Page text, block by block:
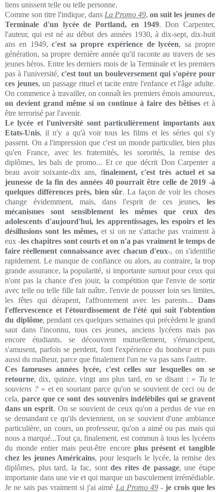
liens unissent telle ou telle personne.
Comme son titre l'indique, dans La Promo 49, on suit les jeunes de
Terminale d'un lycée de Portland, en 1949. Don Carpenter,
l'auteur, qui est né au début des années 1930, à dix-sept, dix-huit
ans en 1949,c'est sa propre expérience de lycéen, sa propre
génération, sa propre dernière année qu'il raconte au travers de ses
jeunes héros. Entre les derniers mois de la Terminale et les premiers
pas à l'université, c'est tout un bouleversement qui s'opère pour
ces jeunes, un passage rituel et tacite entre l'enfance et l'âge adulte.
On commence à travailler, on connaît les premiers émois amoureux,
on devient grand même si on continue à faire des bêtiseset à
être terrorisé par l'avenir.
Le lycée et l'université sont particulièrement importants aux
Etats-Unis, il n'y a qu'à voir tous les films et les séries qui s'y
passent. On a l'impression que c'est un monde particulier, bien plus
qu'en France, avec les fraternités, les sororités, la remise des
diplômes, les bals de promo... Et ce que décrit Don Carpenter a
beau avoir soixante-dix ans, finalement, c'est très actuel et sa
jeunesse de la fin des années 40 pourrait être celle de 2019 -à
quelques différences près, bien sûr. La façon de voir les choses
change évidemment, mais, dans l'esprit de ces jeunes, les
mécanismes sont sensiblement les mêmes que ceux des
adolescents d'aujourd'hui, les apprentissages, les espoirs et les
désillusions sont les mêmes,et si on ne s'attache pas vraiment à
eux -les chapitres sont courts et on n'a pas vraiment le temps de
faire réellement connaissance avec chacun d'eux-, on s'identifie
rapidement. Le manque de confiance ou alors, au contraire, la trop
grande assurance, la popularité, si importante surtout pour ceux qui
n'ont pas la chance d'en jouir, la compétition que l'envie de sortir
avec telle ou telle fille fait naître, l'envie de pousser loin ses limites,
les fêtes qui dérapent, l'affrontement avec les parents... Dans
l'effervescence et l'étourdissement de l'été qui suit l'obtention
du diplôme, pendant ces quelques semaines qui précèdent le grand
saut dans l'inconnu, tous ces jeunes, anciens lycéens mais pas
encore étudiants, se découvrent mutuellement, s'émancipent,
s'amusent, parfois se perdent, font l'expérience du bonheur et puis
aussi du malheur, parce que finalement l'un ne va pas sans l'autre.
Ces fameuses années lycée, c'est celles sur lesquelles on se
retourne, dix, quinze, vingt ans plus tard, en se disant : « Tu te
souviens ?» et en souriant parce qu'on se souvient de ceci ou de
cela,parce que ce sont des souvenirs indélébilesqui se gravent
dans un esprit. On se souvient de ceux qu'on a perdus de vue en
se demandant ce qu'ils deviennent, on se souvient d'une ambiance
particulière, un cours, un professeur, qu'on a aimé ou pas mais qui
nous a marqué...Tout ça, finalement, est commun à tous les lycéens
du monde entier mais peut-être encore plus présent et tangible
chez les jeunes Américains, pour lesquels le lycée, la remise des
diplômes, plus tard, la fac, sontdes rites de passage, une étape
importante dans une vie et qui marque un basculement irrémédiable.
Je ne sais pas vraiment si j'ai aimé La Promo 49- je crois que les